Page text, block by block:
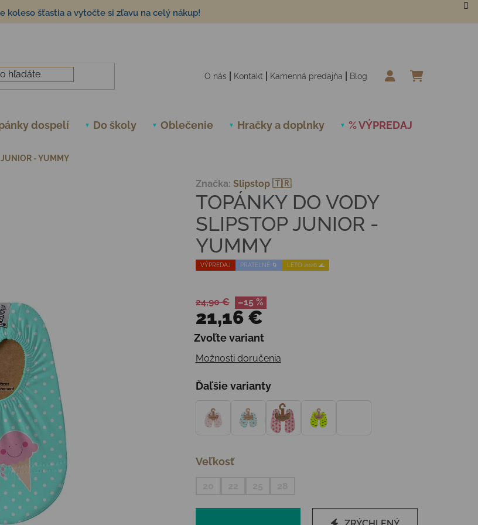
koleso šťastia a vytočte si zľavu na celý nákup!
O nás Kontakt Kamenná predajňa Blog
dospelí Do školy Oblečenie Hračky a doplnky % VÝPREDAJ
- YUMMY
VÝPREDAJ PRATEĽNÉ 🌀 LETO 2026 🌊
TOPÁNKY DO VODY
SLIPSTOP JUNIOR -
YUMMY
Značka: Slipstop 🇹🇷
24,90 € –15 %
21,16 €
Jednotková cena:
Zvoľte variant
Možnosti doručenia
Ďaľšie varianty
Veľkosť